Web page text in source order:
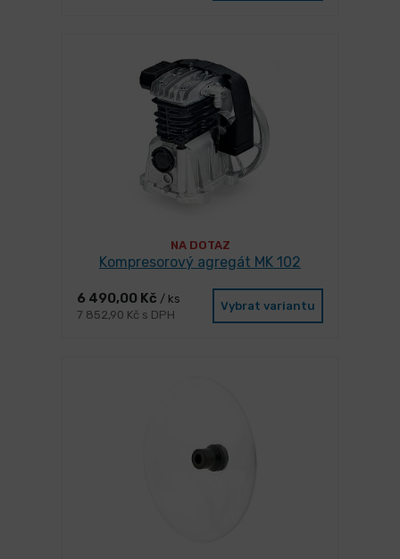
NA DOTAZ
Kompresorový agregát MK 102
6 490,00 Kč / ks
7 852,90 Kč s DPH
Vybrat variantu